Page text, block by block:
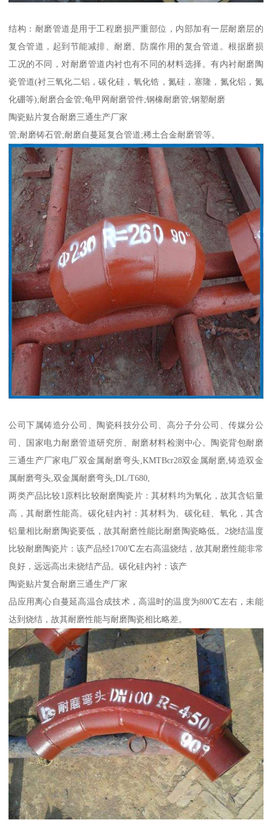
结构：耐磨管道是用于工程磨损严重部位，内部加有一层耐磨层的
复合管道，起到节能减排、耐磨、防腐作用的复合管道。根据磨损
工况的不同，对耐磨管道内衬也有不同的材料选择。有内衬耐磨陶
瓷管道(衬三氧化二铝，碳化硅，氧化锆，氮硅，塞隆，氮化铝，氮
化硼等);耐磨合金管;龟甲网耐磨管件;钢橡耐磨管;钢塑耐磨
陶瓷贴片复合耐磨三通生产厂家
管;耐磨铸石管;耐磨自蔓延复合管道;稀土合金耐磨管等。
公司下属铸造分公司、陶瓷科技分公司、高分子分公司、传媒分公
司、国家电力耐磨管道研究所、耐磨材料检测中心。陶瓷背包耐磨
三通生产厂家电厂双金属耐磨弯头,KMTBcr28双金属耐磨,铸造双金
属耐磨弯头,双金属耐磨弯头,DL/T680,
两类产品比较1原料比较耐磨陶瓷片：其材料均为氧化，故其含铝量
高，其耐磨性能高。碳化硅内衬：其材料为、碳化硅、氧化，其含
铝量相比耐磨陶瓷要低，故其耐磨性能比耐磨陶瓷略低。2烧结温度
比较耐磨陶瓷片：该产品经1700℃左右高温烧结，故其耐磨性能非常
良好，远远高出未烧结产品。碳化硅内衬：该产
陶瓷贴片复合耐磨三通生产厂家
品应用离心自蔓延高温合成技术，高温时的温度为800℃左右，未能
达到烧结，故其耐磨性能与耐磨陶瓷相比略差。